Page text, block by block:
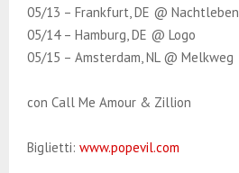
05/13 – Frankfurt, DE @ Nachtleben
05/14 – Hamburg, DE @ Logo
05/15 – Amsterdam, NL @ Melkweg
con Call Me Amour & Zillion
Biglietti: www.popevil.com